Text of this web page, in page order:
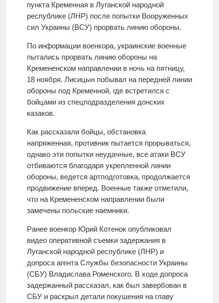
пункта Кременная в Луганской народной
республике (ЛНР) после попытки Вооруженных
сил Украины (ВСУ) прорвать линию обороны.
По информации военкора, украинские военные
пытались прорвать линию обороны на
Кремененском направлении в ночь на пятницу,
18 ноября. Лисицын побывал на передней линии
обороны под Кременной, где встретился с
бойцами из спецподразделения донских
казаков.
Как рассказали бойцы, обстановка
напряженная, противник пытается прорываться,
однако эти попытки неудачные, все атаки ВСУ
отбиваются благодаря укрепленной линии
обороны, ведется артподготовка, продолжается
продвижение вперед. Военные также отметили,
что на Кремененском направлении были
замечены польские наемники.
Ранее военкор Юрий Котенок опубликовал
видео оперативной съемки задержания в
Луганской народной республике (ЛНР) и
допроса агента Службы безопасности Украины
(СБУ) Владислава Роменского. В ходе допроса
задержанный рассказал, как был завербован в
СБУ и раскрыл детали покушения на главу